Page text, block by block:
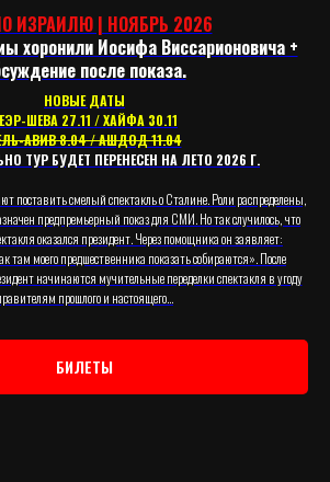
ИЗРАИЛЮ | НОЯБРЬ 2026
хоронили Иосифа Виссарионовича +
после показа.
НОВЫЕ ДАТЫ
ШЕВА 27.11 / ХАЙФА 30.11
АВИВ 8.04 / АШДОД 11.04
ТУР БУДЕТ ПЕРЕНЕСЕН НА ЛЕТО 2026 Г.
поставить смелый спектакль о Сталине. Роли распределены,
предпремьерный показ для СМИ. Но так случилось, что
оказался президент. Через помощника он заявляет:
там моего предшественника показать собираются». После
начинаются мучительные переделки спектакля в угоду
прошлого и настоящего…
БИЛЕТЫ